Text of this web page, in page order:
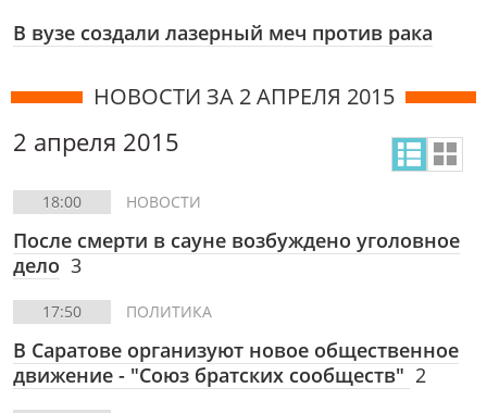
В вузе создали лазерный меч против рака
НОВОСТИ ЗА 2 АПРЕЛЯ 2015
2 апреля 2015
18:00 НОВОСТИ
После смерти в сауне возбуждено уголовное
дело 3
17:50 ПОЛИТИКА
В Саратове организуют новое общественное
движение - "Союз братских сообществ" 2